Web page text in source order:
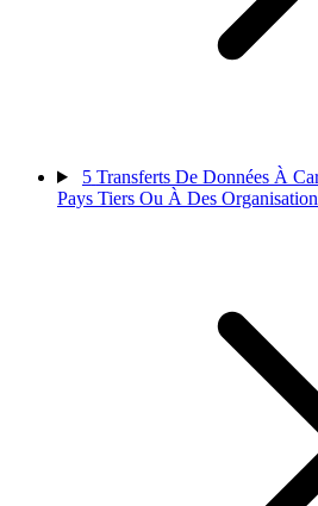
5 Transferts De Données À
Pays Tiers Ou À Des